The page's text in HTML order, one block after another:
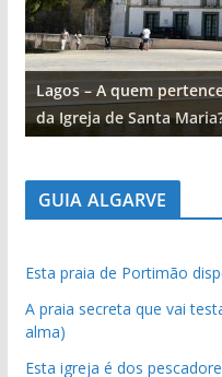
Lagos – A quem
da Igreja de Santa
GUIA ALGARVE
Esta praia de Portimão
A praia secreta que vai
alma)
Esta igreja é dos